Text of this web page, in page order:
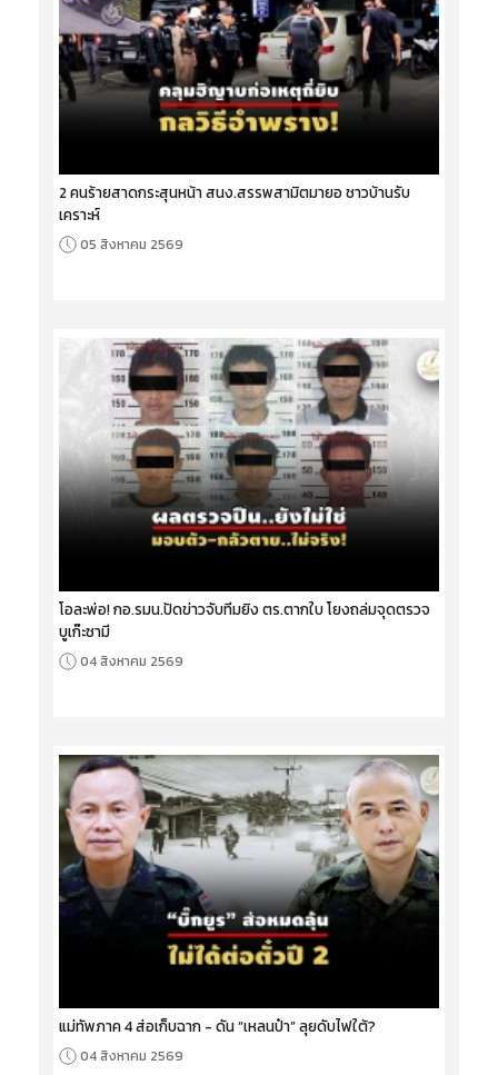
2 คนร้ายสาดกระสุนหน้า สนง.สรรพสามิตมายอ ชาวบ้านรับ
เคราะห์
05 สิงหาคม 2569
โอละพ่อ! กอ.รมน.ปัดข่าวจับทีมยิง ตร.ตากใบ โยงถล่มจุดตรวจ
บูเก๊ะซามี
04 สิงหาคม 2569
แม่ทัพภาค 4 ส่อเก็บฉาก - ดัน “เหลนป๋า” ลุยดับไฟใต้?
04 สิงหาคม 2569